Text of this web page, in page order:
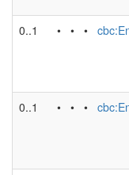
0..1 • • •
0..1 • • •